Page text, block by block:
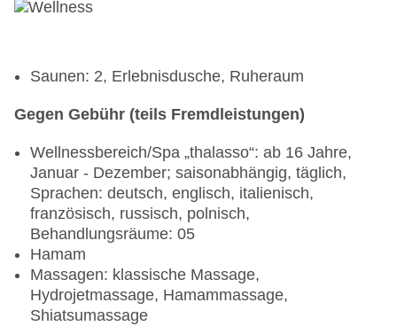
Saunen: 2, Erlebnisdusche, Ruheraum
Gegen Gebühr (teils Fremdleistungen)
Wellnessbereich/Spa „thalasso“: ab 16 Jahre,
Januar - Dezember; saisonabhängig, täglich,
Sprachen: deutsch, englisch, italienisch,
französisch, russisch, polnisch,
Behandlungsräume: 05
Hamam
Massagen: klassische Massage,
Hydrojetmassage, Hamammassage,
Shiatsumassage